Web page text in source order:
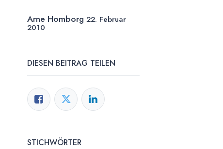
Arne Homborg 22. Februar
2010
DIESEN BEITRAG TEILEN
STICHWÖRTER